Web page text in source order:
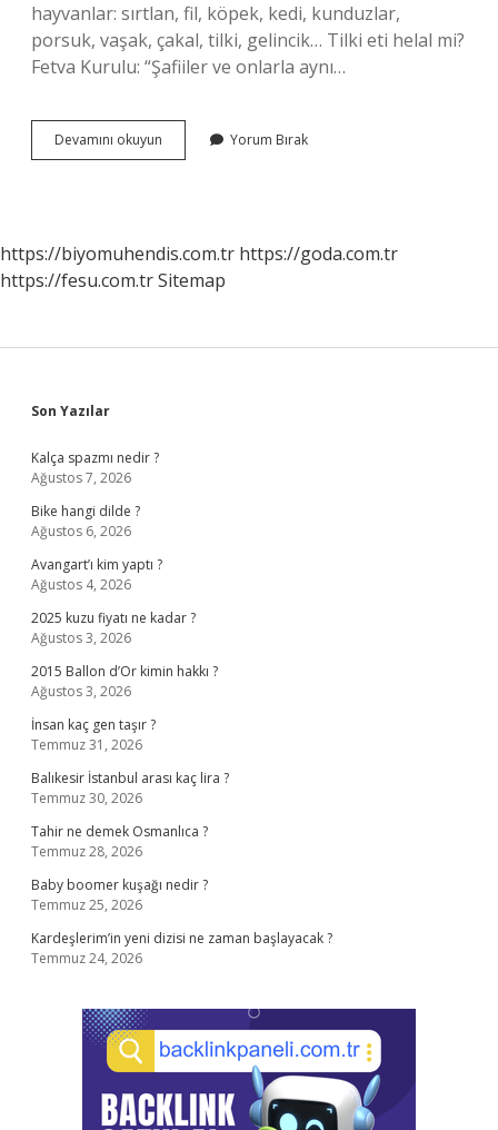
hayvanlar: sırtlan, fil, köpek, kedi, kunduzlar,
porsuk, vaşak, çakal, tilki, gelincik… Tilki eti helal mi?
Fetva Kurulu: “Şafiiler ve onlarla aynı…
Devamını okuyun
Eti
Yorum Bırak
https://biyomuhendis.com.tr https://goda.com.tr
https://fesu.com.trSitemap
Sidebar
Son Yazılar
Kalça spazmı nedir ?
Ağustos 7, 2026
Bike hangi dilde ?
Ağustos 6, 2026
Avangart’ı kim yaptı ?
Ağustos 4, 2026
2025 kuzu fiyatı ne kadar ?
Ağustos 3, 2026
2015 Ballon d’Or kimin hakkı ?
Ağustos 3, 2026
İnsan kaç gen taşır ?
Temmuz 31, 2026
Balıkesir İstanbul arası kaç lira ?
Temmuz 30, 2026
Tahir ne demek Osmanlıca ?
Temmuz 28, 2026
Baby boomer kuşağı nedir ?
Temmuz 25, 2026
Kardeşlerim’in yeni dizisi ne zaman başlayacak ?
Temmuz 24, 2026